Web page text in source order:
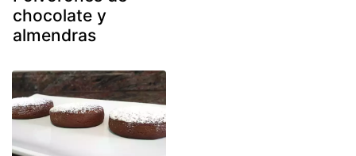
chocolate y
almendras